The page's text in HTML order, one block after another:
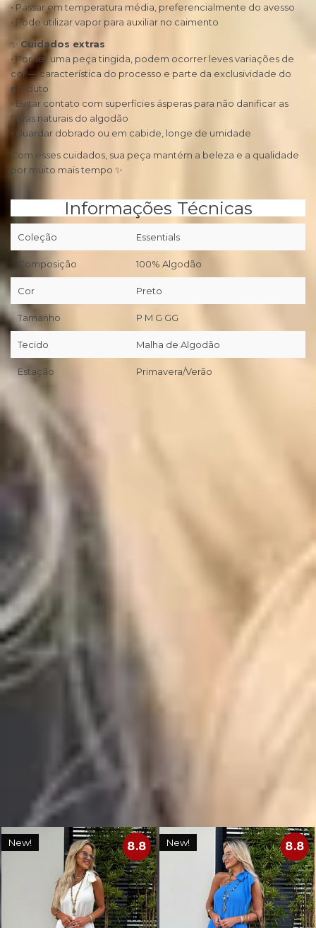
• Passar em temperatura média, preferencialmente do avesso
• Pode utilizar vapor para auxiliar no caimento
✨ Cuidados extras
• Por ser uma peça tingida, podem ocorrer leves variações de
cor — característica do processo e parte da exclusividade do
produto
• Evitar contato com superfícies ásperas para não danificar as
fibras naturais do algodão
• Guardar dobrado ou em cabide, longe de umidade
Com esses cuidados, sua peça mantém a beleza e a qualidade
por muito mais tempo ✨
Informações Técnicas
Coleção Essentials
Composição 100% Algodão
Cor Preto
Tamanho P M G GG
Tecido Malha de Algodão
Estação Primavera/Verão
📦Primeira troca grátis (desde que preenchidos os pré-
requisitos da nossa Política de Trocas/Devoluções).
transportadora/correios para realizar a solicitação formal de
💳Pagamento facilitado: parcele em até 10x sem juros no
Pix Parcelado em até 4x sem juros em compras acima de
R$259,80
🚚 Frete Grátis em compras a partir de R$299,90.
Compra Garantida.
Você também deve gostar
New! 8.8 New! 8.8